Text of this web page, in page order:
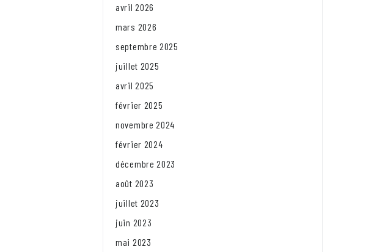
avril 2026
mars 2026
septembre 2025
juillet 2025
avril 2025
février 2025
novembre 2024
février 2024
décembre 2023
août 2023
juillet 2023
juin 2023
mai 2023